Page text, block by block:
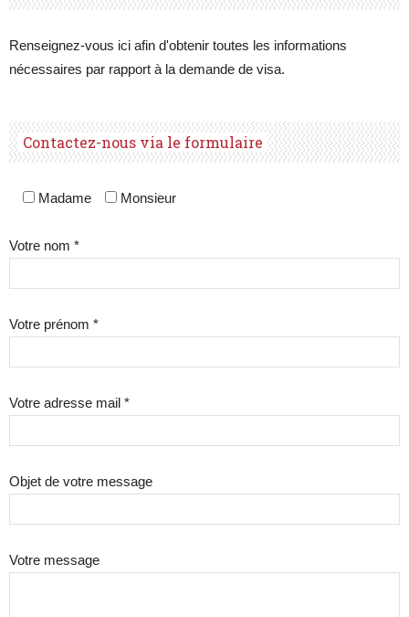
Renseignez-vous ici afin d'obtenir toutes les informations
nécessaires par rapport à la demande de visa.
Contactez-nous via le formulaire
Madame Monsieur
Votre nom *
Votre prénom *
Votre adresse mail *
Objet de votre message
Votre message